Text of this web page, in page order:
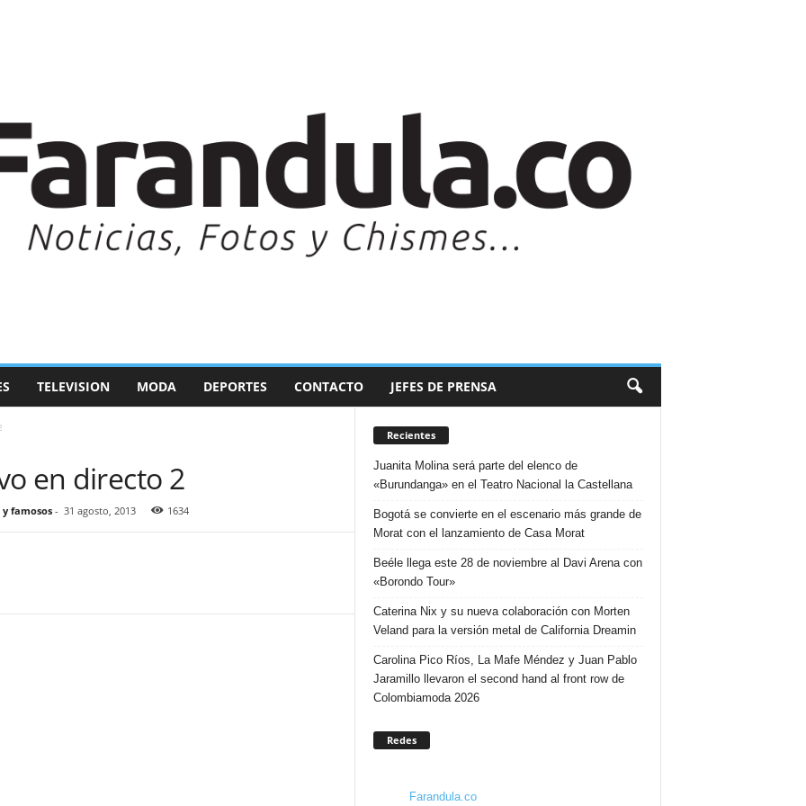
TELEVISION MODA DEPORTES CONTACTO JEFES DE PRENSA
en directo 2
famosos- 31 agosto, 2013 1634
Recientes
Juanita Molina será parte del elenco de
«Burundanga» en el Teatro Nacional la Castellana
Bogotá se convierte en el escenario más grande de
Morat con el lanzamiento de Casa Morat
Beéle llega este 28 de noviembre al Davi Arena con
«Borondo Tour»
Caterina Nix y su nueva colaboración con Morten
Veland para la versión metal de California Dreamin
Carolina Pico Ríos, La Mafe Méndez y Juan Pablo
Jaramillo llevaron el second hand al front row de
Colombiamoda 2026
Redes
Farandula.co